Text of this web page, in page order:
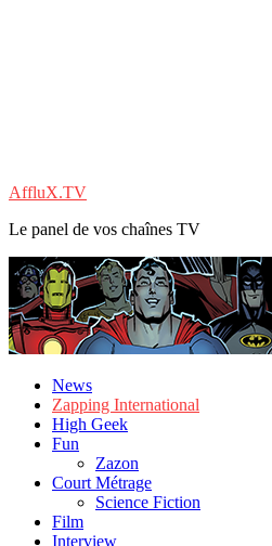
AffluX.TV
Le panel de vos chaînes TV
News
Zapping International
High Geek
Fun
Zazon
Court Métrage
Science Fiction
Film
Interview